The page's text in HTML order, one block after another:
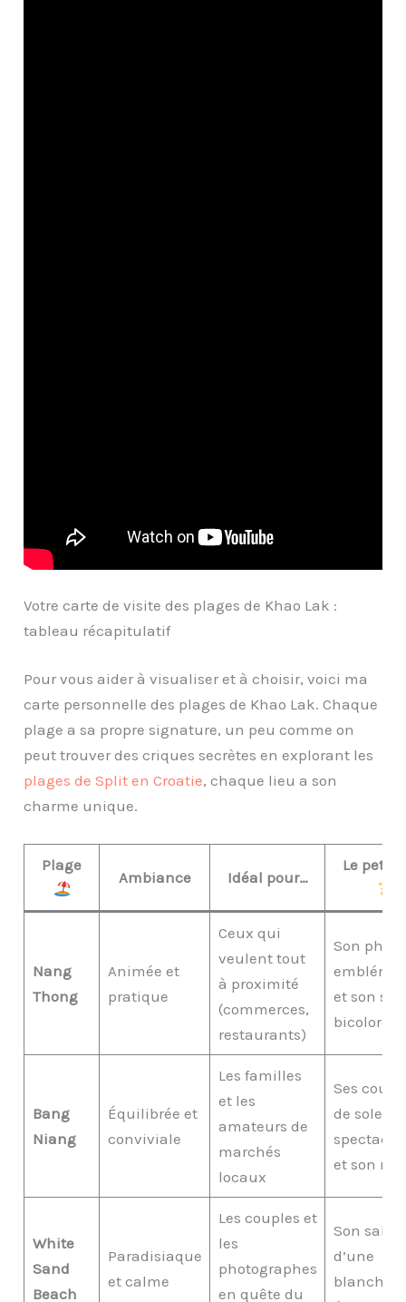
Votre carte de visite des plages de Khao Lak :
tableau récapitulatif
Pour vous aider à visualiser et à choisir, voici ma
carte personnelle des plages de Khao Lak. Chaque
plage a sa propre signature, un peu comme on
peut trouver des criques secrètes en explorant les
plages de Split en Croatie, chaque lieu a son
charme unique.
Plage
Ambiance Idéal pour…
Le petit
Nang
Thong
Animée et
pratique
Ceux qui
veulent tout
à proximité
(commerces,
restaurants)
Son phare
et son
bicolore.
Bang
Niang
Équilibrée et
conviviale
Les familles
et les
amateurs de
marchés
locaux
Ses
de soleil
et son
White
Sand
Beach
Paradisiaque
et calme
Les couples et
les
photographes
en quête du
Son sable
d’une